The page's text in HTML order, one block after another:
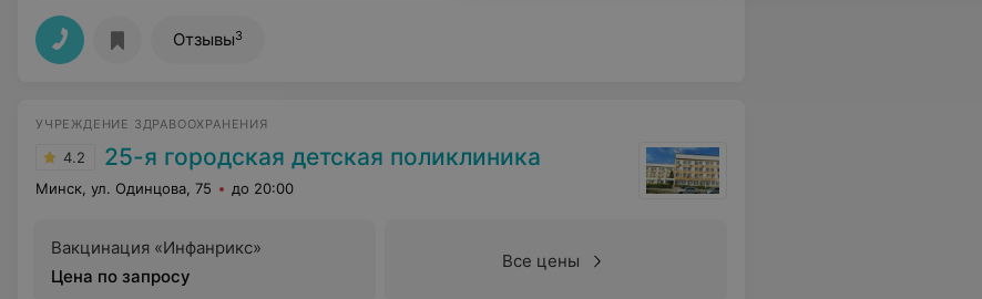
Отзывы3
УЧРЕЖДЕНИЕ ЗДРАВООХРАНЕНИЯ
4.2 25-я городская детская поликлиника
Минск, ул. Одинцова, 75 до 20:00
Вакцинация «Инфанрикс»
Цена по запросу
Все цены